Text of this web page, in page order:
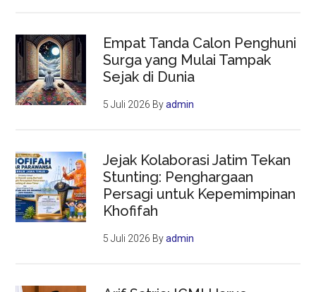
Empat Tanda Calon Penghuni
Surga yang Mulai Tampak
Sejak di Dunia
5 Juli 2026 Byadmin
Jejak Kolaborasi Jatim Tekan
Stunting: Penghargaan
Persagi untuk Kepemimpinan
Khofifah
5 Juli 2026 Byadmin